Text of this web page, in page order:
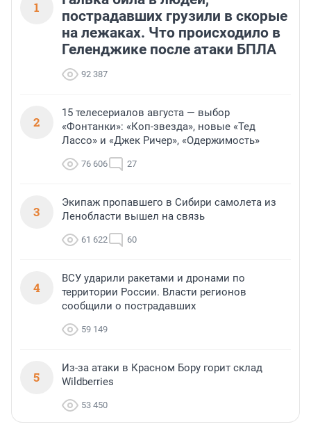
1
пострадавших грузили в скорые
на лежаках. Что происходило в
Геленджике после атаки БПЛА
92 387
2
15 телесериалов августа — выбор
«Фонтанки»: «Коп-звезда», новые «Тед
Лассо» и «Джек Ричер», «Одержимость»
76 606 27
3
Экипаж пропавшего в Сибири самолета из
Ленобласти вышел на связь
61 622 60
4
ВСУ ударили ракетами и дронами по
территории России. Власти регионов
сообщили о пострадавших
59 149
5
Из-за атаки в Красном Бору горит склад
Wildberries
53 450